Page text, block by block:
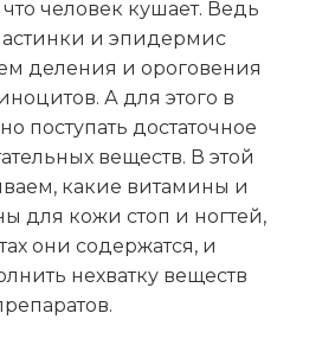
что человек кушает. Ведь
и эпидермис
деления и ороговения
А для этого в
поступать достаточное
веществ. В этой
какие витамины и
для кожи стоп и ногтей,
они содержатся, и
нехватку веществ